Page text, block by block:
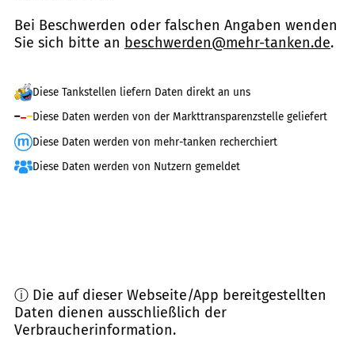
Bei Beschwerden oder falschen Angaben wenden
Sie sich bitte an beschwerden@mehr-tanken.de.
Diese Tankstellen liefern Daten direkt an uns
Diese Daten werden von der Markttransparenzstelle geliefert
Diese Daten werden von mehr-tanken recherchiert
Diese Daten werden von Nutzern gemeldet
ⓘ Die auf dieser Webseite/App bereitgestellten
Daten dienen ausschließlich der
Verbraucherinformation.